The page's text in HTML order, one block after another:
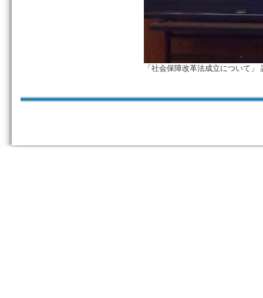
「社会保障改革法成立について